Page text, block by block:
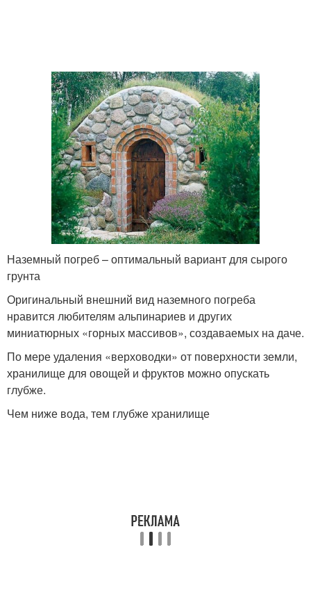
Наземный погреб – оптимальный вариант для сырого
грунта
Оригинальный внешний вид наземного погреба
нравится любителям альпинариев и других
миниатюрных «горных массивов», создаваемых на даче.
По мере удаления «верховодки» от поверхности земли,
хранилище для овощей и фруктов можно опускать
глубже.
Чем ниже вода, тем глубже хранилище